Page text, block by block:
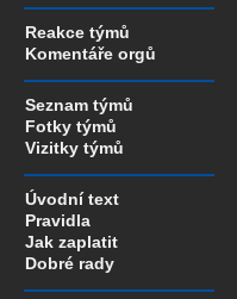
Reakce týmů
Komentáře orgů
Seznam týmů
Fotky týmů
Vizitky týmů
Úvodní text
Pravidla
Jak zaplatit
Dobré rady